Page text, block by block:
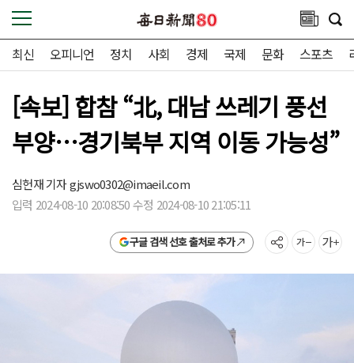
최신 오피니언 정치 사회 경제 국제 문화 스포츠
[속보] 합참 “北, 대남 쓰레기 풍선
부양…경기북부 지역 이동 가능성”
심헌재 기자gjswo0302@imaeil.com
입력 2024-08-10 20:08:50 수정 2024-08-10 21:05:11
구글 검색 선호 출처로 추가